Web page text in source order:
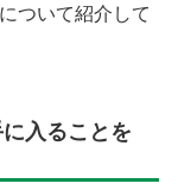
ついて紹介して
入ることを